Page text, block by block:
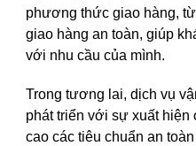
phương thức giao hàng,
giao hàng an toàn, giúp
với nhu cầu của mình.
Trong tương lai, dịch vụ
phát triển với sự xuất hiện
cao các tiêu chuẩn an